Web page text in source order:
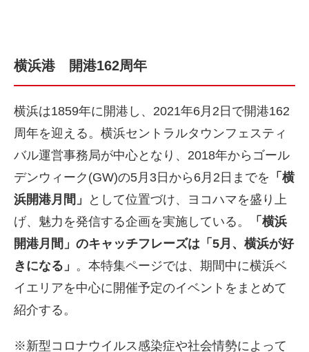
横浜港 開港162周年
横浜は1859年に開港し、2021年6月2日で開港162
周年を迎える。横浜セントラルタウンフェスティ
バル運営事務局が中心となり、2018年からゴール
デンウィーク(GW)の5月3日から6月2日までを 「横
浜開港月間」
として位置づけ、ヨコハマを盛り上
げ、魅力を発信する企画を実施している。
「横浜
開港月間」のキャッチフレーズは「5月、横浜が好
きになる」 。本特集ページでは、期間中に横浜ベ
イエリアを中心に開催予定のイベントをまとめて
紹介する。
※新型コロナウイルス感染症や社会情勢によって